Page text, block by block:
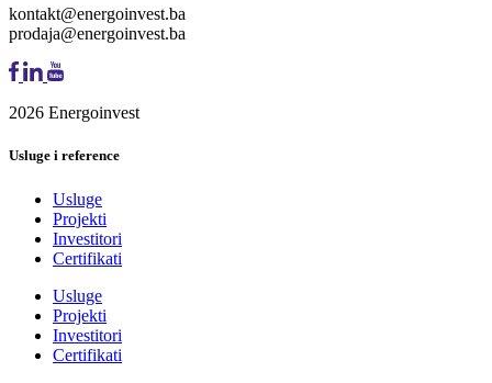
kontakt@energoinvest.ba
prodaja@energoinvest.ba
2026 Energoinvest
Usluge i reference
Usluge
Projekti
Investitori
Certifikati
Usluge
Projekti
Investitori
Certifikati